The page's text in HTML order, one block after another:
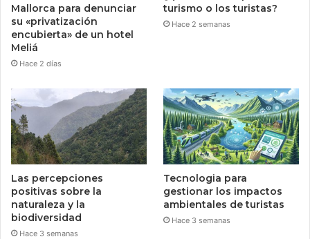
Mallorca para denunciar
su «privatización
encubierta» de un hotel
Meliá
Hace 2 días
turismo o los turistas?
Hace 2 semanas
Las percepciones
positivas sobre la
naturaleza y la
biodiversidad
Hace 3 semanas
Tecnologia para
gestionar los impactos
ambientales de turistas
Hace 3 semanas